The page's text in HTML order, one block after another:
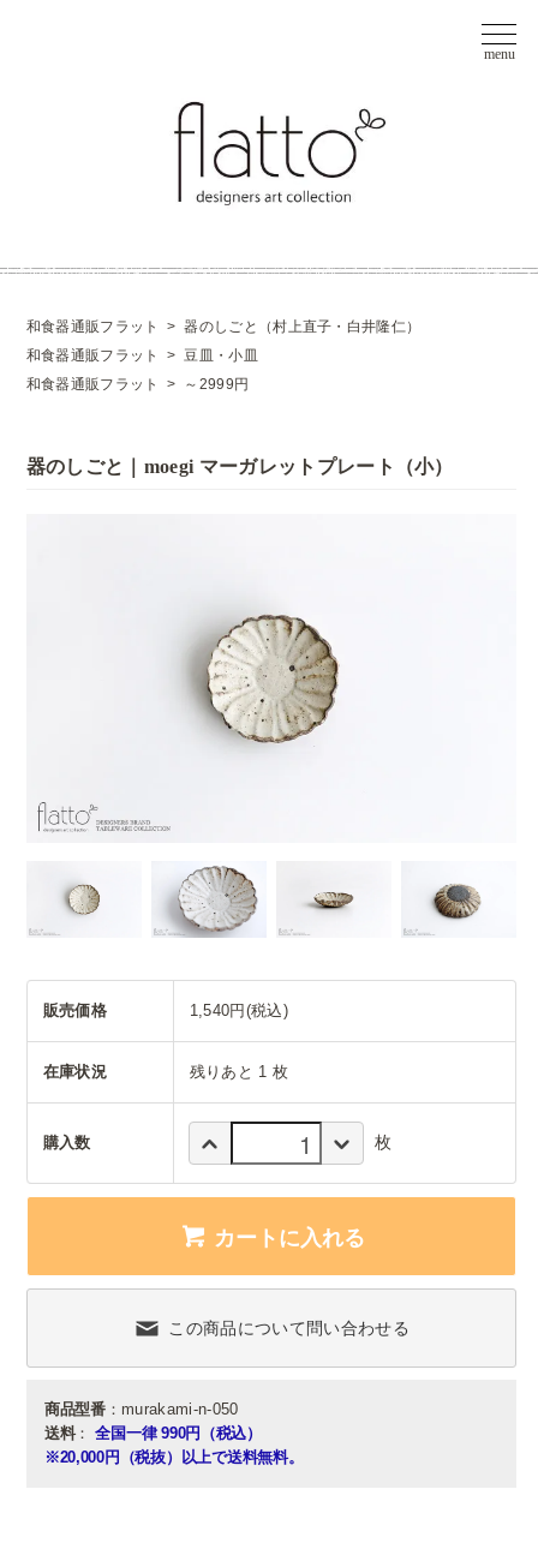
和食器通販フラット >器のしごと（村上直子・白井隆仁）
和食器通販フラット
>豆皿・小皿
和食器通販フラット
> ～2999円
器のしごと｜moegi マーガレットプレート（小）
販売価格 1,540円(税込)
在庫状況 残りあと 1 枚
購入数 枚
カートに入れる
この商品について問い合わせる
商品型番：murakami-n-050
送料： 全国一律 990円（税込）
※20,000円（税抜）以上で送料無料。